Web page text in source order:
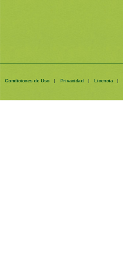
Condiciones de Uso | Privacidad | Licencia |